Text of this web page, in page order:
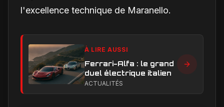
l'excellence technique de Maranello.
À LIRE AUSSI
Ferrari-Alfa : le grand
duel électrique italien
ACTUALITÉS